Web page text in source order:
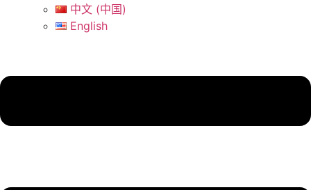
中文 (中国)
English